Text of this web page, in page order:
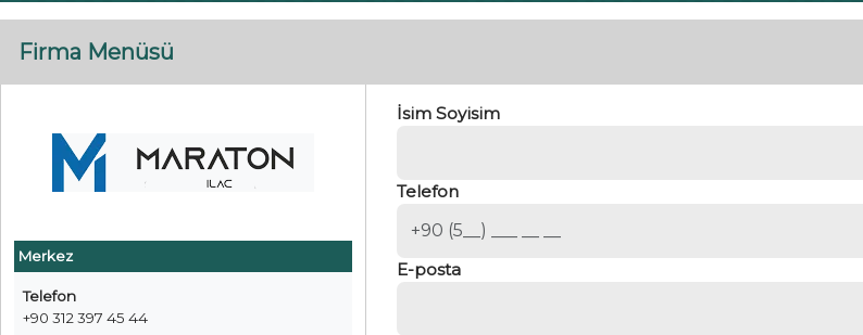
Firma Menüsü
Merkez
Telefon
+90 312 397 45 44
İsim Soyisim
Telefon
E-posta